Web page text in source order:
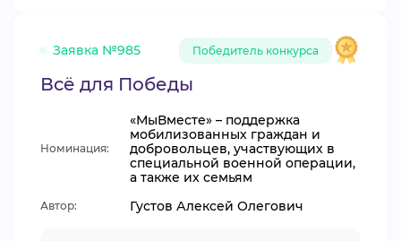
Заявка №985 Победитель конкурса
Всё для Победы
Номинация:
«МыВместе» – поддержка
мобилизованных граждан и
добровольцев, участвующих в
специальной военной операции,
а также их семьям
Автор: Густов Алексей Олегович